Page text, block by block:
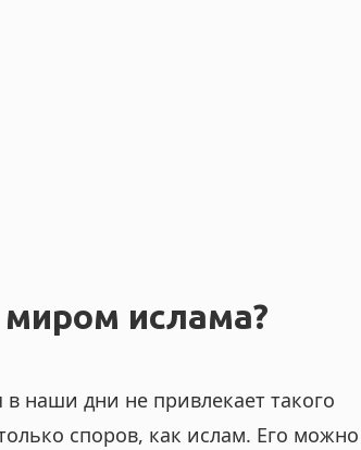
миром ислама?
наши дни не привлекает такого
споров, как ислам. Его можно